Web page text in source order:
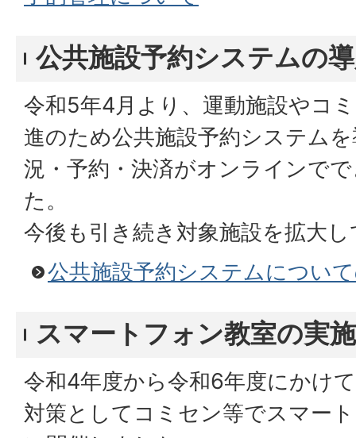
公共施設予約システムの
令和5年4月より、運動施設やコ
進のため公共施設予約システム
況・予約・決済がオンラインで
た。
今後も引き続き対象施設を拡大
公共施設予約システムについ
スマートフォン教室の実施
令和4年度から令和6年度にかけ
対策としてコミセン等でスマー